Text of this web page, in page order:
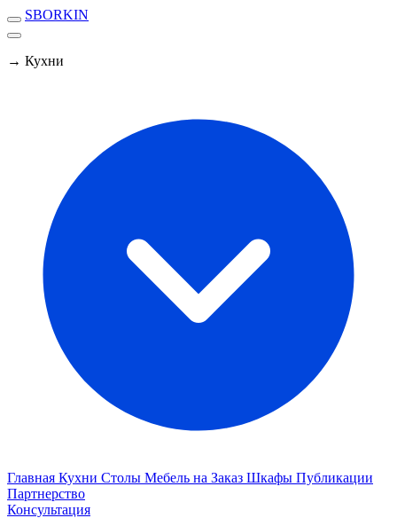
SBORKIN
→ Кухни
Главная Кухни Столы Мебель на Заказ Шкафы Публикации
Партнерство
Консультация